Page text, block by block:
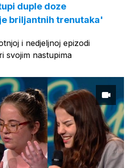
duple doze
briljantnih trenutaka'
i nedjeljnoj epizodi
svojim nastupima